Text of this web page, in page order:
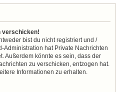
verschicken!
bist du nicht registriert und /
Administration hat Private Nachrichten
Außerdem könnte es sein, dass der
zu verschicken, entzogen hat.
Informationen zu erhalten.